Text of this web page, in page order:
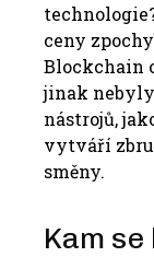
ceny
Blockchain
jinak nebyly
nástrojů,
vytváří
směny.
Kam